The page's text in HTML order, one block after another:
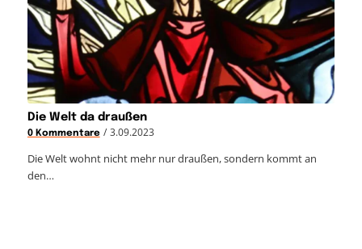
Die Welt da draußen
0 Kommentare / 3.09.2023
Die Welt wohnt nicht mehr nur draußen, sondern kommt an
den…